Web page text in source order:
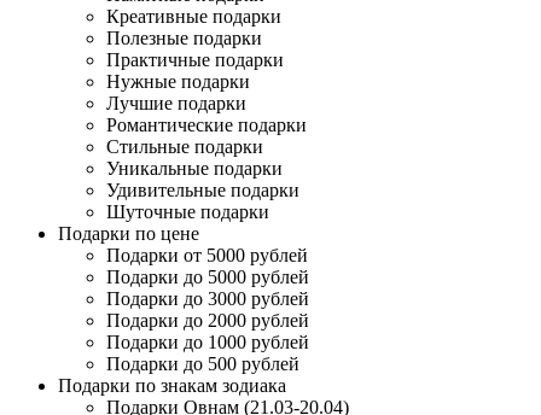
Креативные подарки
Полезные подарки
Практичные подарки
Нужные подарки
Лучшие подарки
Романтические подарки
Стильные подарки
Уникальные подарки
Удивительные подарки
Шуточные подарки
Подарки по цене
Подарки от 5000 рублей
Подарки до 5000 рублей
Подарки до 3000 рублей
Подарки до 2000 рублей
Подарки до 1000 рублей
Подарки до 500 рублей
Подарки по знакам зодиака
Подарки Овнам (21.03-20.04)